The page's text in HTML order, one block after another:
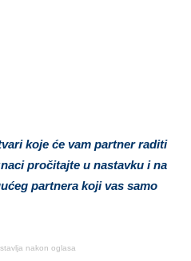
koje će vam partner raditi
pročitajte u nastavku i na
partnera koji vas samo
nakon oglasa